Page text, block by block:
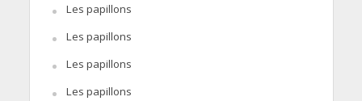
Les papillons
Les papillons
Les papillons
Les papillons